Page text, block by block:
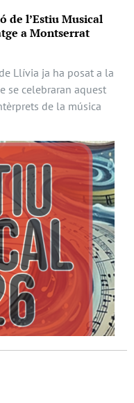
de l’Estiu Musical
a Montserrat
Llívia ja ha posat a la
se celebraran aquest
de la música